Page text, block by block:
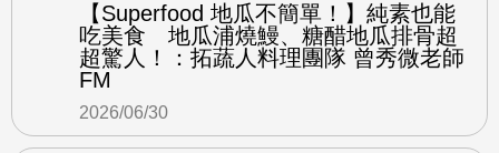
【Superfood 地瓜不簡單！】純素也能
吃美食 地瓜浦燒鰻、糖醋地瓜排骨超
超驚人！：拓蔬人料理團隊 曾秀微老師
FM
2026/06/30